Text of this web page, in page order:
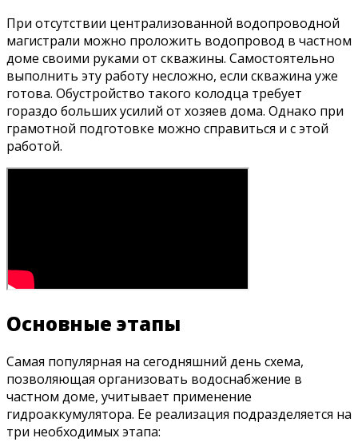
При отсутствии централизованной водопроводной
магистрали можно проложить водопровод в частном
доме своими руками от скважины. Самостоятельно
выполнить эту работу несложно, если скважина уже
готова. Обустройство такого колодца требует
гораздо больших усилий от хозяев дома. Однако при
грамотной подготовке можно справиться и с этой
работой.
Основные этапы
Самая популярная на сегодняшний день схема,
позволяющая организовать водоснабжение в
частном доме, учитывает применение
гидроаккумулятора. Ее реализация подразделяется на
три необходимых этапа: